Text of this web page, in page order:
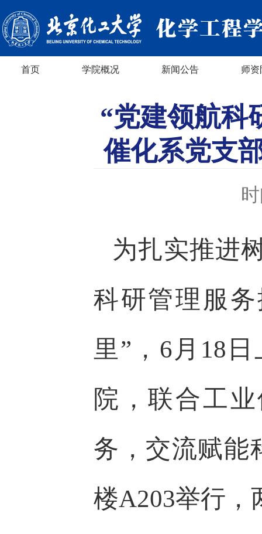
首页 学院概况 新闻公告 师资
“党建领航
催化系党支
为扎实推进
科研管理服
里”，6月18
院，联合工
务，交流赋能
楼A203举行，